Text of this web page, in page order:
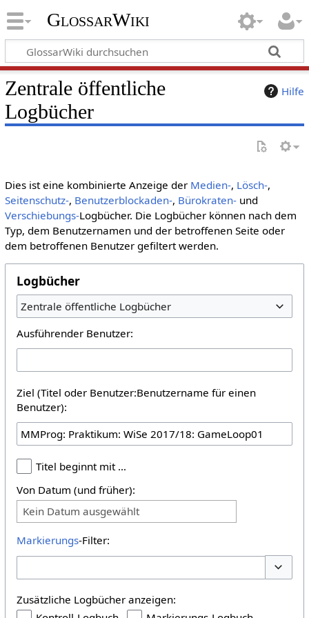
GlossarWiki
Hilfe
Zentrale öffentliche
Logbücher
Dies ist eine kombinierte Anzeige der Medien-, Lösch-,
Seitenschutz-, Benutzerblockaden-, Bürokraten-und
Verschiebungs-Logbücher. Die Logbücher können nach dem
Typ, dem Benutzernamen und der betroffenen Seite oder
dem betroffenen Benutzer gefiltert werden.
Logbücher
Zentrale öffentliche Logbücher
Ausführender Benutzer:
Ziel (Titel oder Benutzer:Benutzername für einen
Benutzer):
Titel beginnt mit …
Von Datum (und früher):
Kein Datum ausgewählt
Markierungs-Filter:
Zusätzliche Logbücher anzeigen: